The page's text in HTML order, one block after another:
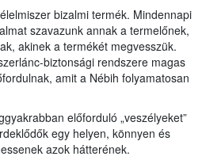
bizalmi termék. Mindennapi
szavazunk annak a termelőnek,
akinek a termékét megvesszük.
biztonsági rendszere magas
amit a Nébih folyamatosan
előforduló „veszélyeket”
egy helyen, könnyen és
azok hátterének.